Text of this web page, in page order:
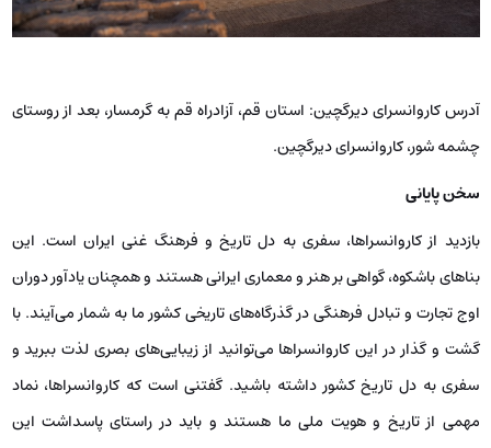
آدرس کاروانسرای دیرگچین: استان قم، آزادراه قم به گرمسار، بعد از روستای
چشمه شور، کاروانسرای دیرگچین.
سخن پایانی
بازدید از کاروانسراها، سفری به دل تاریخ و فرهنگ غنی ایران است. این
بناهای باشکوه، گواهی بر هنر و معماری ایرانی هستند و همچنان یادآور دوران
اوج تجارت و تبادل فرهنگی در گذرگاه‌های تاریخی کشور ما به شمار می‌آیند. با
گشت و گذار در این کاروانسراها می‌توانید از زیبایی‌های بصری لذت ببرید و
سفری به دل تاریخ کشور داشته باشید. گفتنی است که کاروانسراها، نماد
مهمی از تاریخ و هویت ملی ما هستند و باید در راستای پاسداشت این